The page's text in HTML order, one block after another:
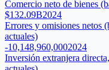
Comercio neto de bienes
$132.09B2024
Errores y omisiones netos
actuales)
-10,148,960,0002024
Inversión extranjera